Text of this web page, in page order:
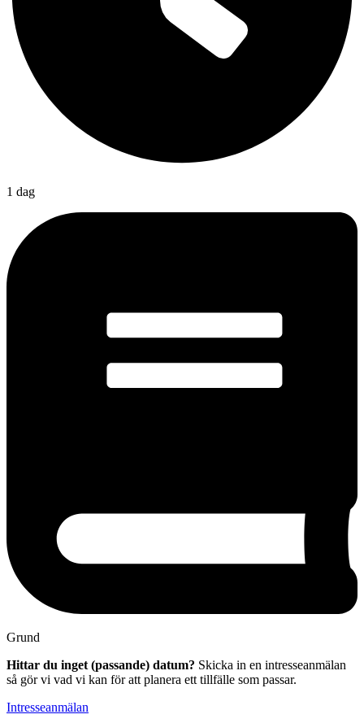
1 dag
Grund
Hittar du inget (passande) datum? Skicka in en intresseanmälan
så gör vi vad vi kan för att planera ett tillfälle som passar.
Intresseanmälan